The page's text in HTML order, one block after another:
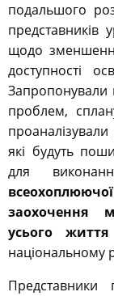
подальшого
представників
щодо
доступності
проблем,
які будуть
для
заохочення
усього
національному
Представники